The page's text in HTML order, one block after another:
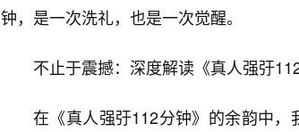
钟，是一次洗礼，也是一次觉醒。
不止于震撼：深度解读《真人强弙
在《真人强弙112分钟》的余韵中